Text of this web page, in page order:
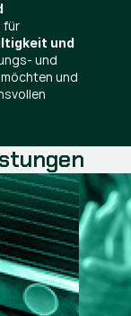
für
und
und
und